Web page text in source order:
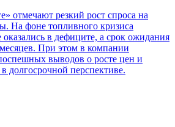
отмечают резкий рост спроса на
На фоне топливного кризиса
в дефиците, а срок ожидания
месяцев. При этом в компании
выводов о росте цен и
долгосрочной перспективе.